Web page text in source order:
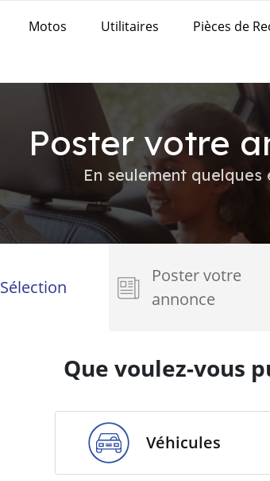
Motos Utilitaires Pièces de
Poster votre
En seulement quelques
Sélection
Poster votre
annonce
Que voulez-vous
Véhicules